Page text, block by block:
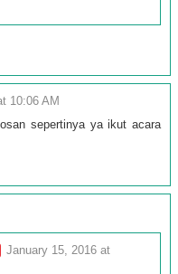
10:06 AM
sepertinya ya ikut acara
January 15, 2016 at